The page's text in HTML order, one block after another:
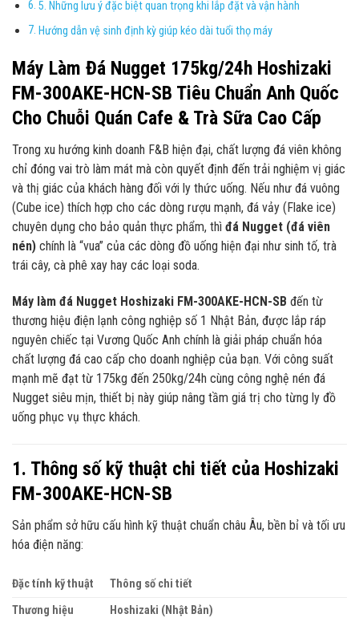
5. Những lưu ý đặc biệt quan trọng khi lắp đặt và vận hành
Hướng dẫn vệ sinh định kỳ giúp kéo dài tuổi thọ máy
Máy Làm Đá Nugget 175kg/24h Hoshizaki
FM-300AKE-HCN-SB Tiêu Chuẩn Anh Quốc
Cho Chuỗi Quán Cafe & Trà Sữa Cao Cấp
Trong xu hướng kinh doanh F&B hiện đại, chất lượng đá viên không
chỉ đóng vai trò làm mát mà còn quyết định đến trải nghiệm vị giác
và thị giác của khách hàng đối với ly thức uống. Nếu như đá vuông
(Cube ice) thích hợp cho các dòng rượu mạnh, đá vảy (Flake ice)
chuyên dụng cho bảo quản thực phẩm, thì đá Nugget (đá viên
nén) chính là “vua” của các dòng đồ uống hiện đại như sinh tố, trà
trái cây, cà phê xay hay các loại soda.
Máy làm đá Nugget Hoshizaki FM-300AKE-HCN-SB đến từ
thương hiệu điện lạnh công nghiệp số 1 Nhật Bản, được lắp ráp
nguyên chiếc tại Vương Quốc Anh chính là giải pháp chuẩn hóa
chất lượng đá cao cấp cho doanh nghiệp của bạn. Với công suất
mạnh mẽ đạt từ 175kg đến 250kg/24h cùng công nghệ nén đá
Nugget siêu mịn, thiết bị này giúp nâng tầm giá trị cho từng ly đồ
uống phục vụ thực khách.
1. Thông số kỹ thuật chi tiết của Hoshizaki
FM-300AKE-HCN-SB
Sản phẩm sở hữu cấu hình kỹ thuật chuẩn châu Âu, bền bỉ và tối ưu
hóa điện năng:
Đặc tính kỹ thuật
Thông số chi tiết
Thương hiệu
Hoshizaki (Nhật Bản)